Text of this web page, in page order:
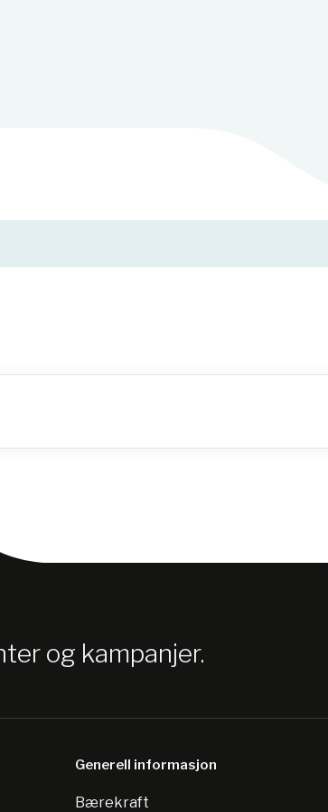
og kampanjer.
Generell informasjon
Bærekraft